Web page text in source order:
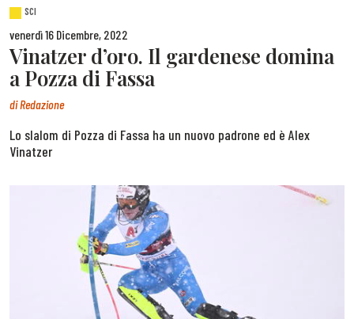
SCI
venerdì 16 Dicembre, 2022
Vinatzer d’oro. Il gardenese domina
a Pozza di Fassa
diRedazione
Lo slalom di Pozza di Fassa ha un nuovo padrone ed è Alex
Vinatzer